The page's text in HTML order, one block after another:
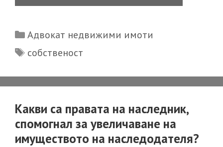
по
проверка
прекъсва
Categories
Адвокат недвижими имоти
Tags
собственост
Какви са правата на наследник,
спомогнал за увеличаване на
имуществото на наследодателя?